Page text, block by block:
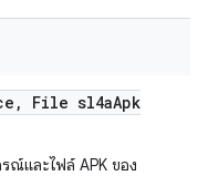
, File sl4aApk
ณ์และไฟล์ APK ของ